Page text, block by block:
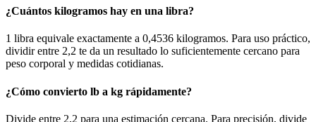
¿Cuántos kilogramos hay en una libra?
1 libra equivale exactamente a 0,4536 kilogramos. Para uso práctico,
dividir entre 2,2 te da un resultado lo suficientemente cercano para
peso corporal y medidas cotidianas.
¿Cómo convierto lb a kg rápidamente?
Divide entre 2,2 para una estimación cercana. Para precisión, divide